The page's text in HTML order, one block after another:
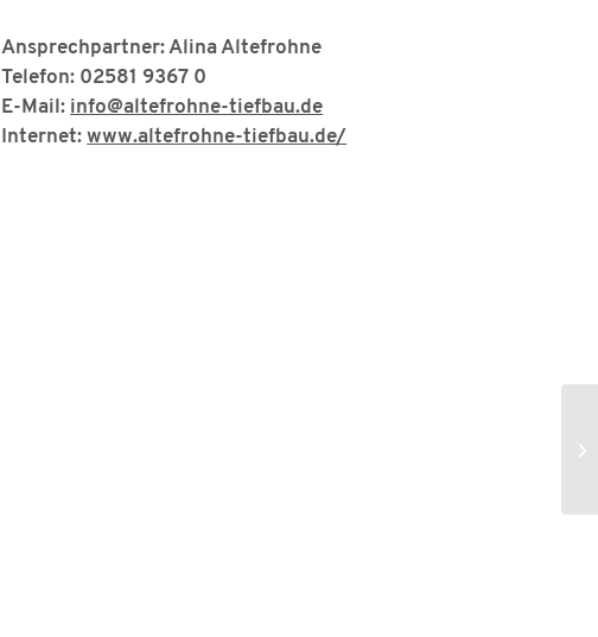
Ansprechpartner: Alina Altefrohne
Telefon: 02581 9367 0
E-Mail: info@altefrohne-tiefbau.de
Internet:www.altefrohne-tiefbau.de/